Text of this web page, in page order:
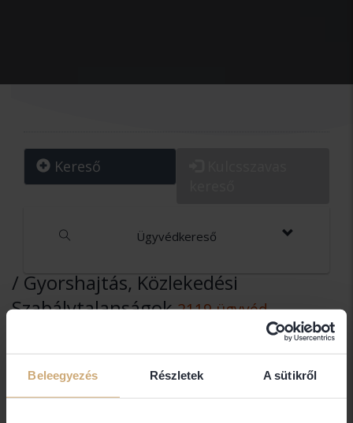
Beleegyezés Részletek A sütikről
Kereső
Ügyvédkereső
/ Gyorshajtás, Közlekedési
Szabálytalanságok 2119 ügyvéd
Dr. Áj Tibor
ÁJ ÜGYVÉDI IRODA
2300 Ráckeve